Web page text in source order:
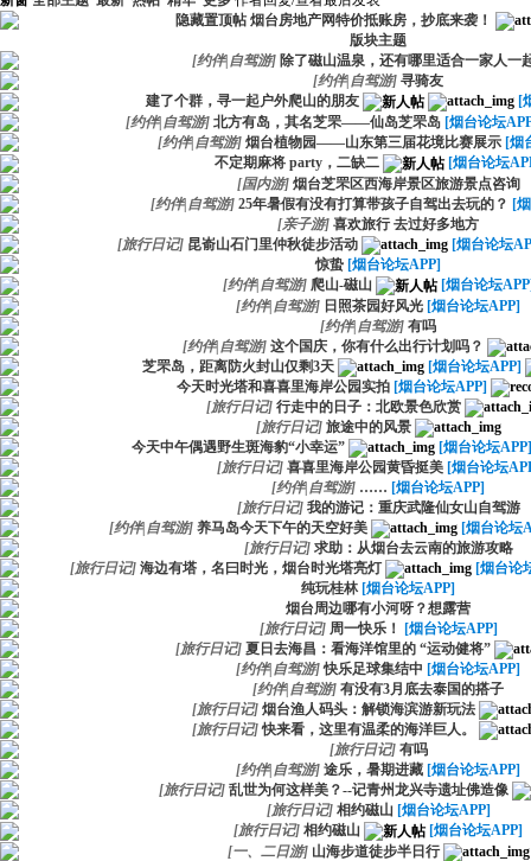
隐藏置顶帖 烟台房地产网特价抵账房，抄底来袭！
版块主题
[约伴|自驾游] 除了磁山温泉，还有哪里适合一家人一
[约伴|自驾游] 寻骑友
建了个群，寻一起户外爬山的朋友
[
[约伴|自驾游] 北方有岛，其名芝罘——仙岛芝罘岛 [烟台论坛
[约伴|自驾游] 烟台植物园——山东第三届花境比赛展示 [烟
不定期麻将 party，二缺二
[烟台论坛
[国内游] 烟台芝罘区西海岸景区旅游景点咨询
[约伴|自驾游] 25年暑假有没有打算带孩子自驾出去玩的？ [
[亲子游] 喜欢旅行 去过好多地方
[旅行日记] 昆嵛山石门里仲秋徒步活动
[烟台论坛
惊蛰 [烟台论坛APP]
[约伴|自驾游] 爬山-磁山
[烟台论坛
[约伴|自驾游] 日照茶园好风光 [烟台论坛APP]
[约伴|自驾游] 有吗
[约伴|自驾游] 这个国庆，你有什么出行计划吗？
芝罘岛，距离防火封山仅剩3天
[烟台论坛APP]
今天时光塔和喜喜里海岸公园实拍 [烟台论坛APP]
[旅行日记] 行走中的日子：北欧景色欣赏
[旅行日记] 旅途中的风景
今天中午偶遇野生斑海豹“小幸运”
[烟台论坛APP]
[旅行日记] 喜喜里海岸公园黄昏挺美 [烟台论坛
[约伴|自驾游] …… [烟台论坛APP]
[旅行日记] 我的游记：重庆武隆仙女山自驾游
[约伴|自驾游] 养马岛今天下午的天空好美
[烟台论坛
[旅行日记] 求助：从烟台去云南的旅游攻略
[旅行日记] 海边有塔，名曰时光，烟台时光塔亮灯
[烟台论
纯玩桂林 [烟台论坛APP]
烟台周边哪有小河呀？想露营
[旅行日记] 周一快乐！
[烟台论坛APP]
[旅行日记] 夏日去海昌：看海洋馆里的 “运动健将”
[约伴|自驾游] 快乐足球集结中 [烟台论坛APP]
[约伴|自驾游] 有没有3月底去泰国的搭子
[旅行日记] 烟台渔人码头：解锁海滨游新玩法
[旅行日记] 快来看，这里有温柔的海洋巨人。
[旅行日记] 有吗
[约伴|自驾游] 途乐，暑期进藏 [烟台论坛APP]
[旅行日记] 乱世为何这样美？--记青州龙兴寺遗址佛造像
[旅行日记] 相约磁山 [烟台论坛APP]
[旅行日记] 相约磁山
[烟台论坛APP]
[一、二日游] 山海步道徒步半日行